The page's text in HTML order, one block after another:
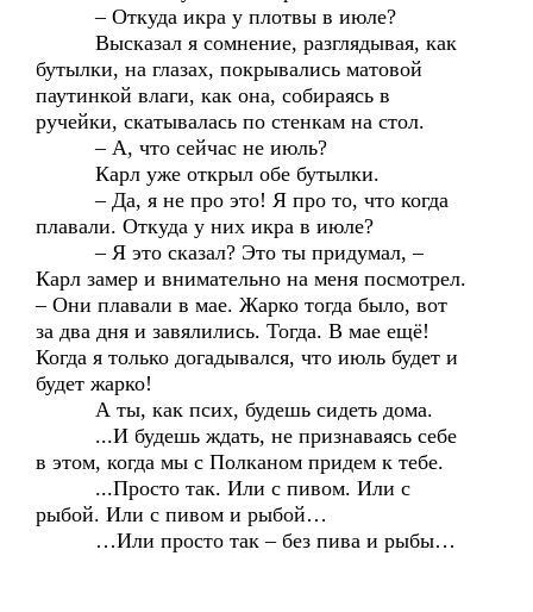
– Откуда икра у плотвы в июле?
Высказал я сомнение, разглядывая, как
бутылки, на глазах, покрывались матовой
паутинкой влаги, как она, собираясь в
ручейки, скатывалась по стенкам на стол.
– А, что сейчас не июль?
Карл уже открыл обе бутылки.
– Да, я не про это! Я про то, что когда
плавали. Откуда у них икра в июле?
– Я это сказал? Это ты придумал, –
Карл замер и внимательно на меня посмотрел.
– Они плавали в мае. Жарко тогда было, вот
за два дня и завялились. Тогда. В мае ещё!
Когда я только догадывался, что июль будет и
будет жарко!
А ты, как псих, будешь сидеть дома.
...И будешь ждать, не признаваясь себе
в этом, когда мы с Полканом придем к тебе.
...Просто так. Или с пивом. Или с
рыбой. Или с пивом и рыбой…
…Или просто так – без пива и рыбы…